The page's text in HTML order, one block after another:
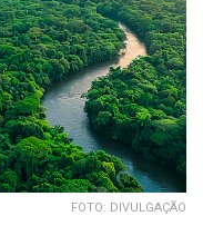
FOTO: DIVULGAÇÃO